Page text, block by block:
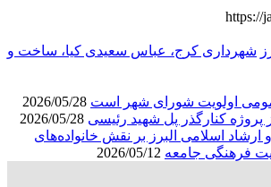
https://
شهرداری کرج، عباس سعیدی کیا، ساخت و
اولویت شورای شهر است
از پروژه کنارگذر پل شهید رئیسی
ارشاد اسلامی البرز بر نقش خانواده‌های
فرهنگی جامعه